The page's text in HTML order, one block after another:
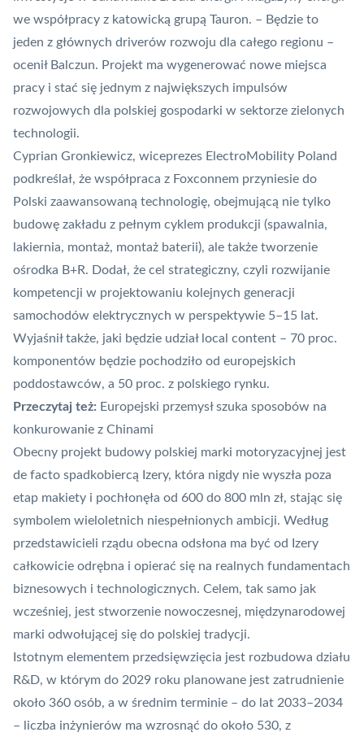
we współpracy z katowicką grupą Tauron. – Będzie to
jeden z głównych driverów rozwoju dla całego regionu –
ocenił Balczun. Projekt ma wygenerować nowe miejsca
pracy i stać się jednym z największych impulsów
rozwojowych dla polskiej gospodarki w sektorze zielonych
technologii.
Cyprian Gronkiewicz, wiceprezes ElectroMobility Poland
podkreślał, że współpraca z Foxconnem przyniesie do
Polski zaawansowaną technologię, obejmującą nie tylko
budowę zakładu z pełnym cyklem produkcji (spawalnia,
lakiernia, montaż, montaż baterii), ale także tworzenie
ośrodka B+R. Dodał, że cel strategiczny, czyli rozwijanie
kompetencji w projektowaniu kolejnych generacji
samochodów elektrycznych w perspektywie 5–15 lat.
Wyjaśnił także, jaki będzie udział local content – 70 proc.
komponentów będzie pochodziło od europejskich
poddostawców, a 50 proc. z polskiego rynku.
Przeczytaj też: Europejski przemysł szuka sposobów na
konkurowanie z Chinami
Obecny projekt budowy polskiej marki motoryzacyjnej jest
de facto spadkobiercą Izery, która nigdy nie wyszła poza
etap makiety i pochłonęła od 600 do 800 mln zł, stając się
symbolem wieloletnich niespełnionych ambicji. Według
przedstawicieli rządu obecna odsłona ma być od Izery
całkowicie odrębna i opierać się na realnych fundamentach
biznesowych i technologicznych. Celem, tak samo jak
wcześniej, jest stworzenie nowoczesnej, międzynarodowej
marki odwołującej się do polskiej tradycji.
Istotnym elementem przedsięwzięcia jest rozbudowa działu
R&D, w którym do 2029 roku planowane jest zatrudnienie
około 360 osób, a w średnim terminie – do lat 2033–2034
– liczba inżynierów ma wzrosnąć do około 530, z